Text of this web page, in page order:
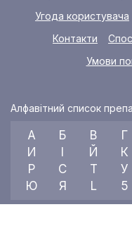
Угода користувача
Контакти
Умови
Алфавітний список
А Б В Г
И
Й К
Р
С Т У
Ю
Я L 5